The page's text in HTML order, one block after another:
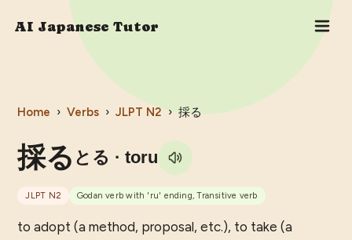
AI Japanese Tutor
Home › Verbs › JLPT N2 › 採る
採る とる · toru
JLPT N2 Godan verb with 'ru' ending, Transitive verb
to adopt (a method, proposal, etc.), to take (a